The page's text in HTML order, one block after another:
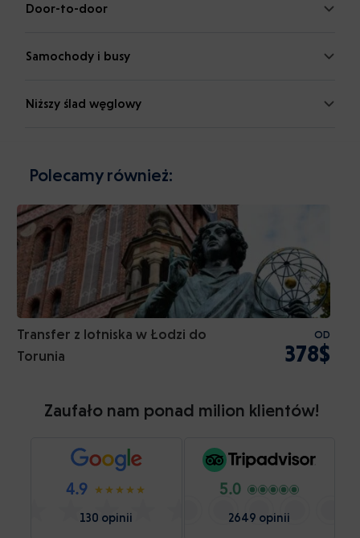
Door-to-door
Samochody i busy
Niższy ślad węglowy
Polecamy również:
Transfer z lotniska w Łodzi do
Torunia
OD
378$
Zaufało nam ponad milion klientów!
4.9
130 opinii
5.0
2649 opinii